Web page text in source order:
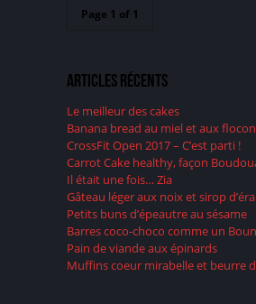
Page 1 of 1
Articles récents
Le meilleur des cakes
Banana bread au miel et aux
CrossFit Open 2017 – C’est parti !
Carrot Cake healthy, façon
Il était une fois… Zia
Gâteau léger aux noix et sirop
Petits buns d’épeautre au sésame
Barres coco-choco comme un
Pain de viande aux épinards
Muffins coeur mirabelle et beurre